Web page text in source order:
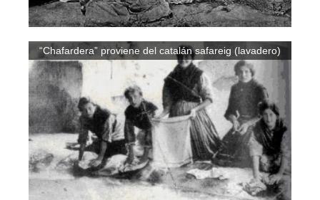
“Chafardera” proviene del catalán safareig (lavadero)